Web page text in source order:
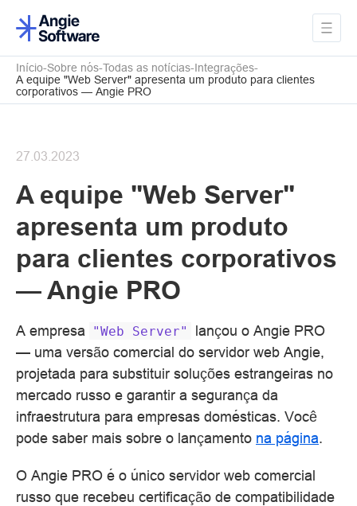
Início Sobre nós Todas as notícias Integrações
A equipe "Web Server" apresenta um produto para clientes
corporativos — Angie PRO
A equipe "Web Server"
apresenta um produto
para clientes corporativos
— Angie PRO
27.03.2023
A empresa "Web Server"
lançou o Angie PRO
— uma versão comercial do servidor web Angie,
projetada para substituir soluções estrangeiras no
mercado russo e garantir a segurança da
infraestrutura para empresas domésticas. Você
pode saber mais sobre o lançamento na página.
O Angie PRO é o único servidor web comercial
russo que recebeu certificação de compatibilidade